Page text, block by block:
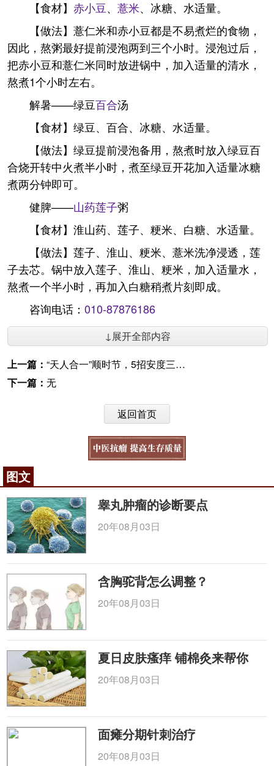
【食材】 赤小豆、 薏米、冰糖、水适量。
【做法】薏仁米和赤小豆都是不易煮烂的食物，
因此，熬粥最好提前浸泡两到三个小时。浸泡过后，
把赤小豆和薏仁米同时放进锅中，加入适量的清水，
熬煮1个小时左右。
解暑——绿豆百合汤
【食材】绿豆、百合、冰糖、水适量。
【做法】绿豆提前浸泡备用，熬煮时放入绿豆百
合烧开转中火煮半小时，煮至绿豆开花加入适量冰糖
煮两分钟即可。
健脾——山药莲子粥
【食材】淮山药、莲子、粳米、白糖、水适量。
【做法】莲子、淮山、粳米、薏米洗净浸透，莲
子去芯。锅中放入莲子、淮山、粳米，加入适量水，
熬煮一个半小时，再加入白糖稍煮片刻即成。
咨询电话： 010-87876186
↓展开全部内容
上一篇： “天人合一”顺时节，5招安度三伏天
下一篇： 无
返回首页
图文
睾丸肿瘤的诊断要点
20年08月03日
含胸驼背怎么调整？
20年08月03日
夏日皮肤瘙痒 铺棉灸来帮你
20年08月03日
面瘫分期针刺治疗
20年08月03日